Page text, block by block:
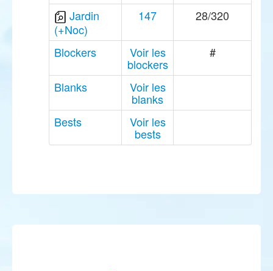
Jardin
(+Noc)
147 28/320
Blockers Voir les
blockers
#
Blanks Voir les
blanks
Bests
Voir les
bests